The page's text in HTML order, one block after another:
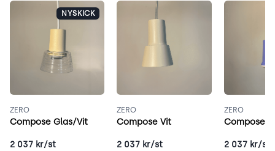
NYSKICK
ZERO
Compose Glas/Vit
2 037 kr/st
ZERO
Compose Vit
2 037 kr/st
ZERO
Compose
2 037kr/st